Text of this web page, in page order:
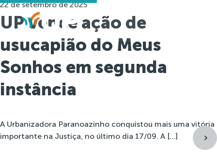
22 de setembro de 2025
UP vence ação de
usucapião do Meus
Sonhos em segunda
instância
A Urbanizadora Paranoazinho conquistou mais uma vitória
importante na Justiça, no último dia 17/09. A […]